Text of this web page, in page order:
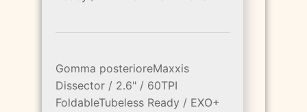
Gomma posterioreMaxxis
Dissector / 2.6" / 60TPI
FoldableTubeless Ready / EXO+